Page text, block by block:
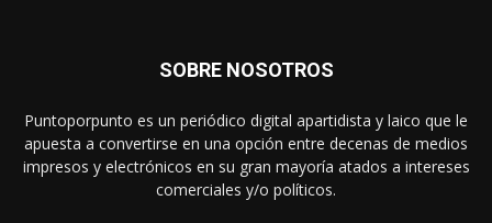
SOBRE NOSOTROS
Puntoporpunto es un periódico digital apartidista y laico que le
apuesta a convertirse en una opción entre decenas de medios
impresos y electrónicos en su gran mayoría atados a intereses
comerciales y/o políticos.